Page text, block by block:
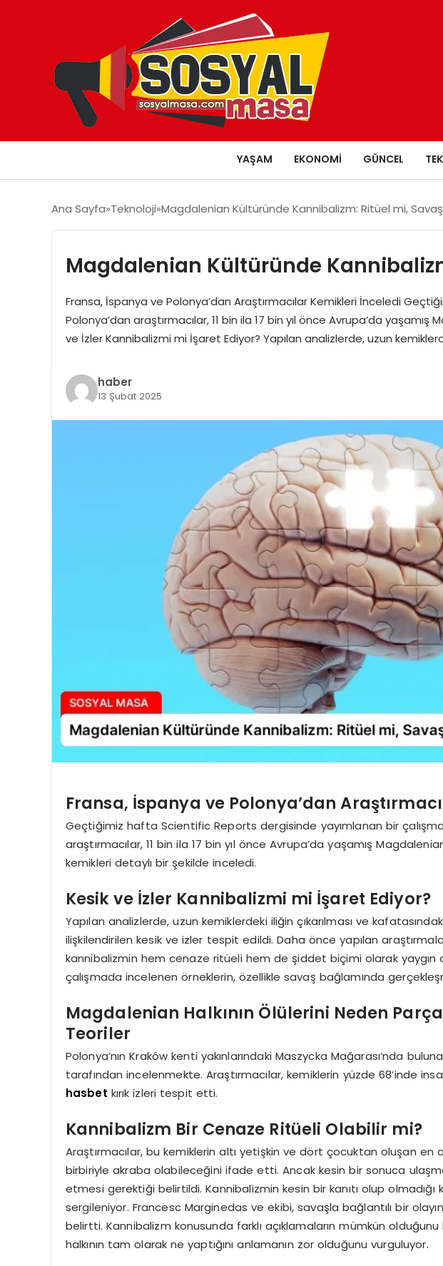
YAŞAM EKONOMI GÜNCEL
Ana Sayfa Teknoloji Magdalenian Kültüründe Kannibalizm: Ritüel mi,
Magdalenian Kültüründe
Fransa, İspanya ve Polonya’dan Araştırmacılar Kemikleri İnceledi
Polonya’dan araştırmacılar, 11 bin ila 17 bin yıl önce Avrupa’da
ve İzler Kannibalizmi mi İşaret Ediyor? Yapılan analizlerde, uzun
haber
13 Şubat 2025
Fransa, İspanya ve Polonya’dan
Geçtiğimiz hafta Scientific Reports dergisinde yayımlanan bir
araştırmacılar, 11 bin ila 17 bin yıl önce Avrupa’da yaşamış
kemikleri detaylı bir şekilde inceledi.
Kesik ve İzler Kannibalizmi mi İşaret Ediyor?
Yapılan analizlerde, uzun kemiklerdeki iliğin çıkarılması ve
ilişkilendirilen kesik ve izler tespit edildi. Daha önce yapılan
kannibalizmin hem cenaze ritüeli hem de şiddet biçimi olarak
çalışmada incelenen örneklerin, özellikle savaş bağlamında
Magdalenian Halkının Ölülerini Neden
Teoriler
Polonya’nın Kraków kenti yakınlarındaki Maszycka Mağarası’nda
tarafından incelenmekte. Araştırmacılar, kemiklerin yüzde 68’inde
hasbet kırık izleri tespit etti.
Kannibalizm Bir Cenaze Ritüeli Olabilir mi?
Araştırmacılar, bu kemiklerin altı yetişkin ve dört çocuktan oluşan en
birbiriyle akraba olabileceğini ifade etti. Ancak kesin bir sonuca
etmesi gerektiği belirtildi. Kannibalizmin kesin bir kanıtı olup olmadığı
sergileniyor. Francesc Marginedas ve ekibi, savaşla bağlantılı bir
belirtti. Kannibalizm konusunda farklı açıklamaların mümkün
halkının tam olarak ne yaptığını anlamanın zor olduğunu vurguluyor.